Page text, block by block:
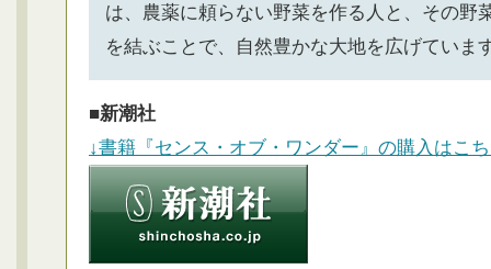
は、農薬に頼らない野菜を作る人と、その野
を結ぶことで、自然豊かな大地を広げていま
■新潮社
↓書籍『センス・オブ・ワンダー』の購入はこ